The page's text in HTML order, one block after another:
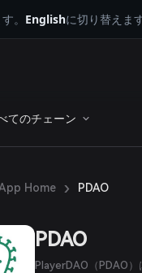
。 Englishに切り替えま
てのチェーン
Home › PDAO
PDAO
PlayerDAO（PDAO